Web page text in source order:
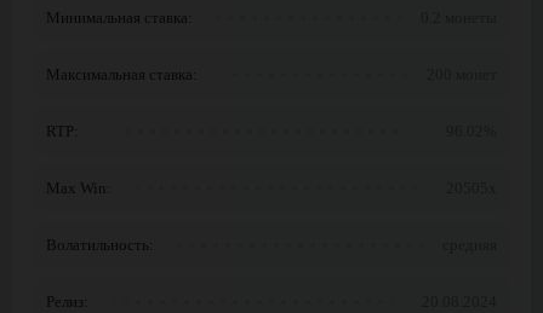
Минимальная ставка:
Максимальная ставка:
RTP:
Max Win:
Волатильность:
Релиз: